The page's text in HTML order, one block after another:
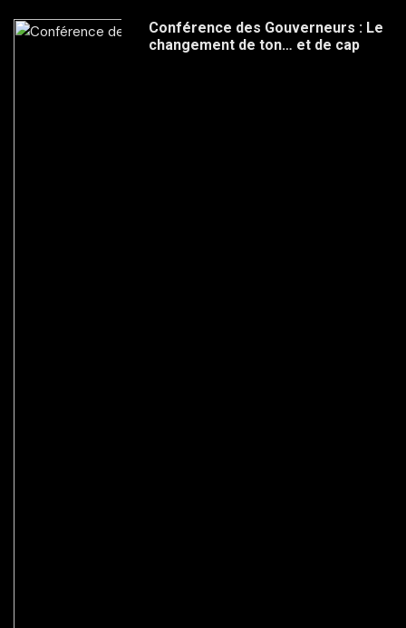
Conférence des Gouverneurs : Le
changement de ton… et de cap